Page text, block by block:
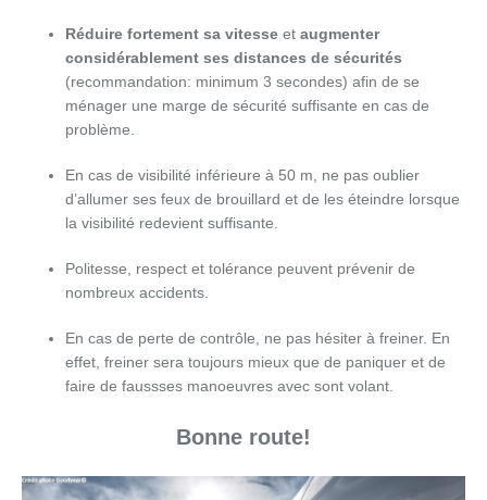
Réduire fortement sa vitesse et augmenter
considérablement ses distances de sécurités
(recommandation: minimum 3 secondes) afin de se
ménager une marge de sécurité suffisante en cas de
problème.
En cas de visibilité inférieure à 50 m, ne pas oublier
d’allumer ses feux de brouillard et de les éteindre lorsque
la visibilité redevient suffisante.
Politesse, respect et tolérance peuvent prévenir de
nombreux accidents.
En cas de perte de contrôle, ne pas hésiter à freiner. En
effet, freiner sera toujours mieux que de paniquer et de
faire de faussses manoeuvres avec sont volant.
Bonne route!